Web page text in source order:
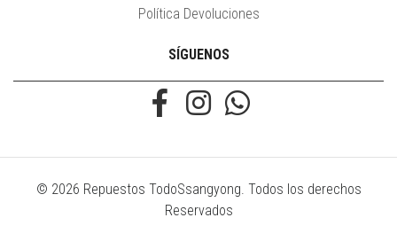
Política Devoluciones
SÍGUENOS
© 2026 Repuestos TodoSsangyong. Todos los derechos
Reservados